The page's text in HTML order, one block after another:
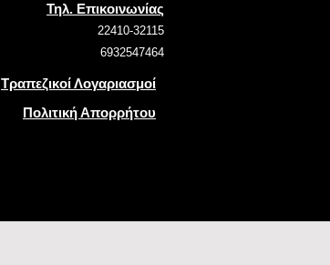
Τηλ. Επικοινωνίας
22410-32115
6932547464
Τραπεζικοί Λογαριασμοί
Πολιτική Απορρήτου